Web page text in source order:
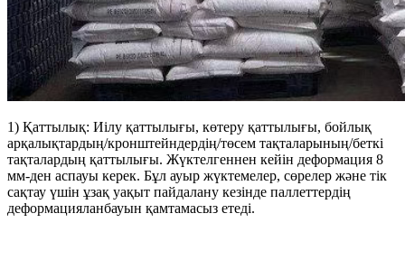
1) Қаттылық: Иілу қаттылығы, көтеру қаттылығы, бойлық
арқалықтардың/кронштейндердің/төсем тақталарының/беткі
тақталардың қаттылығы. Жүктелгеннен кейін деформация 8
мм-ден аспауы керек. Бұл ауыр жүктемелер, сөрелер және тік
сақтау үшін ұзақ уақыт пайдалану кезінде паллеттердің
деформацияланбауын қамтамасыз етеді.